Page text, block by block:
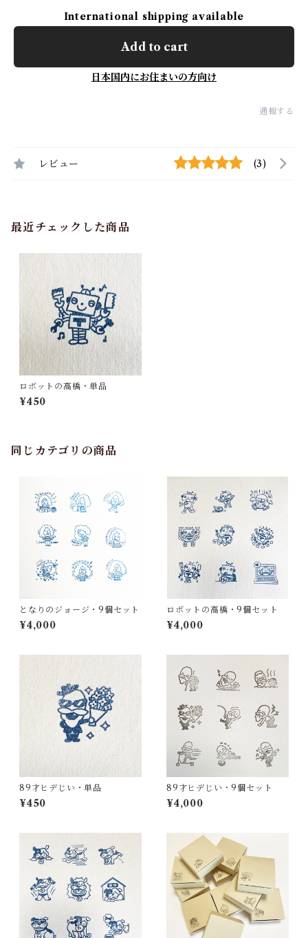
International shipping available
Add to cart
日本国内にお住まいの方向け
通報する
レビュー (3)
最近チェックした商品
ロボットの高橋・単品
¥450
同じカテゴリの商品
となりのジョージ・9個セット
¥4,000
ロボットの高橋・9個セット
¥4,000
89才ヒデじい・単品
¥450
89才ヒデじい・9個セット
¥4,000